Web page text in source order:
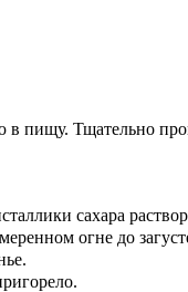
пищу. Тщательно
сахара
огне до